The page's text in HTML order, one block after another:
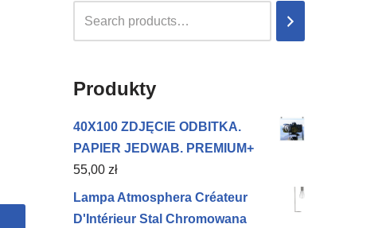
Produkty
40X100 ZDJĘCIE ODBITKA.
PAPIER JEDWAB. PREMIUM+
55,00 zł
Lampa Atmosphera Créateur
D'Intérieur Stal Chromowana